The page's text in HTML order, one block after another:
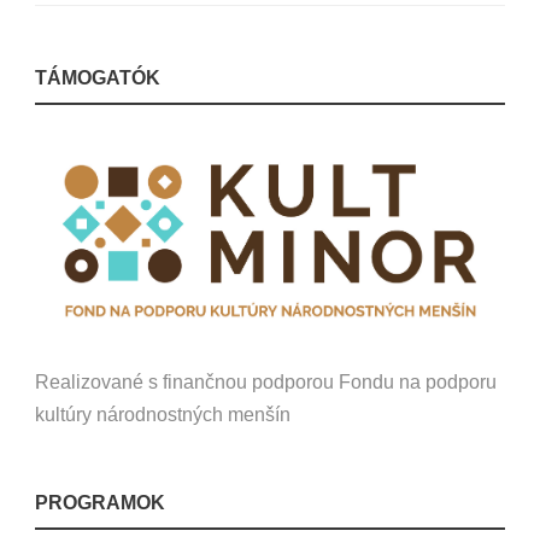
TÁMOGATÓK
Realizované s finančnou podporou Fondu na podporu
kultúry národnostných menšín
PROGRAMOK